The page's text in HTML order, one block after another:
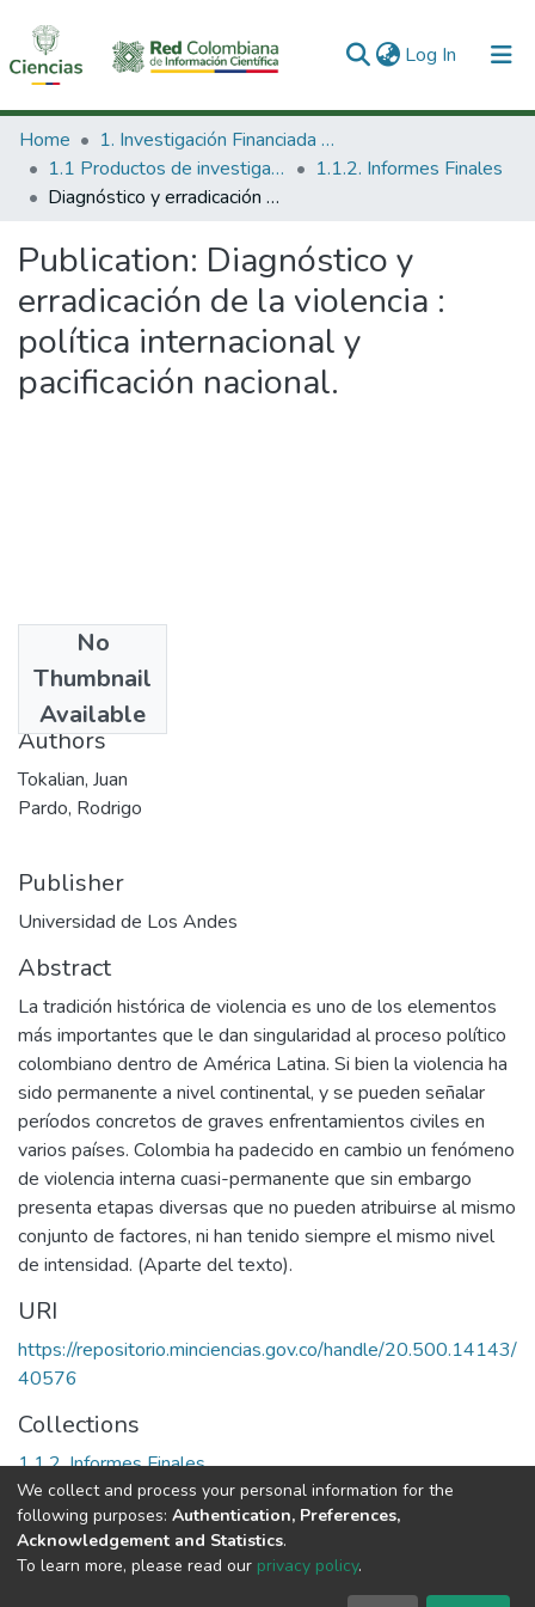
Log In (current)
Communities & Collections
All of DSpace
Home
1. Investigación Financiada con Recursos Públicos
1.1 Productos de investigación
1.1.2. Informes Finales
Diagnóstico y erradicación de la violencia : política internacional y pacificación nacional.
Publication: Diagnóstico y
erradicación de la violencia :
política internacional y
pacificación nacional.
No
Thumbnail
Available
1987
Authors
Tokalian, Juan
Pardo, Rodrigo
Publisher
Universidad de Los Andes
Abstract
La tradición histórica de violencia es uno de los elementos
más importantes que le dan singularidad al proceso político
colombiano dentro de América Latina. Si bien la violencia ha
sido permanente a nivel continental, y se pueden señalar
períodos concretos de graves enfrentamientos civiles en
varios países. Colombia ha padecido en cambio un fenómeno
de violencia interna cuasi-permanente que sin embargo
presenta etapas diversas que no pueden atribuirse al mismo
conjunto de factores, ni han tenido siempre el mismo nivel
de intensidad. (Aparte del texto).
URI
https://repositorio.minciencias.gov.co/handle/20.500.14143/
40576
Collections
1.1.2. Informes Finales
Full item page
DSpace software copyright © 2002-2026
We collect and process your personal information for the
following purposes: Authentication, Preferences,
Acknowledgement and Statistics.
To learn more, please read our privacy policy.